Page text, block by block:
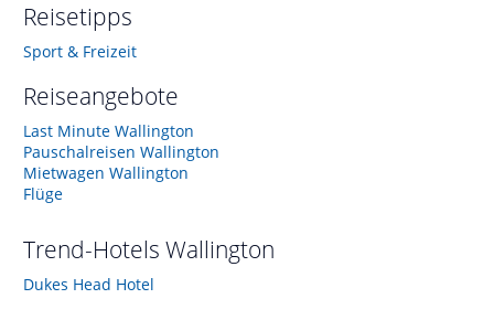
Reisetipps
Sport & Freizeit
Reiseangebote
Last Minute Wallington
Pauschalreisen Wallington
Mietwagen Wallington
Flüge
Trend-Hotels Wallington
Dukes Head Hotel